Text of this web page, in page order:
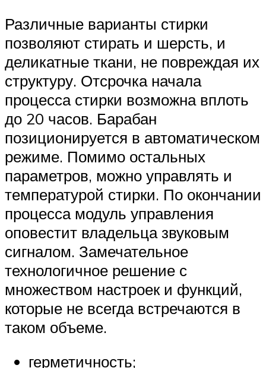
Различные варианты стирки
позволяют стирать и шерсть, и
деликатные ткани, не повреждая их
структуру. Отсрочка начала
процесса стирки возможна вплоть
до 20 часов. Барабан
позиционируется в автоматическом
режиме. Помимо остальных
параметров, можно управлять и
температурой стирки. По окончании
процесса модуль управления
оповестит владельца звуковым
сигналом. Замечательное
технологичное решение с
множеством настроек и функций,
которые не всегда встречаются в
таком объеме.
герметичность;